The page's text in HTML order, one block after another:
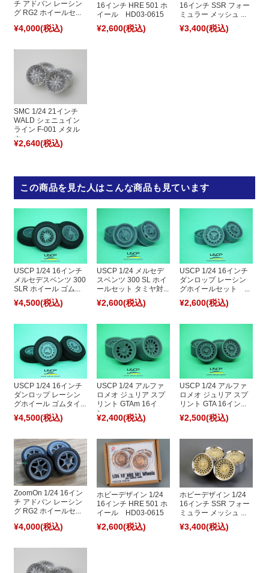
チ アドバン レーシン
グ RG2 ホイールセ...
¥4,000(税込)
16インチ HRE 501 ホ
イール HD03-0615
¥2,600(税込)
16インチ SSR フォー
ミュラー メッシュ ...
¥3,400(税込)
SMC 1/24 21インチ
WALD シェニュイン
ライン F-001 メタル
ホ...
¥2,640(税込)
この商品を見た人はこんな商品も見ています
USCP 1/24 16インチ
メルセデスベンツ 300
SLR ホイール ゴム...
¥4,500(税込)
USCP 1/24 メルセデ
スベンツ 300 SL ホイ
ールセット タミヤ対...
¥2,600(税込)
USCP 1/24 16インチ
ダンロップ レーシン
グホイールセット ...
¥2,600(税込)
USCP 1/24 16インチ
ダンロップ レーシン
グホイール ゴムタイ...
¥4,500(税込)
USCP 1/24 アルファ
ロメオ ジュリア スプ
リント GTAm 16イ
ン...
¥2,400(税込)
USCP 1/24 アルファ
ロメオ ジュリア スプ
リント GTA 16イン...
¥2,500(税込)
ZoomOn 1/24 16イン
チ アドバン レーシン
グ RG2 ホイールセ...
¥4,000(税込)
ホビーデザイン 1/24
16インチ HRE 501 ホ
イール HD03-0615
¥2,600(税込)
ホビーデザイン 1/24
16インチ SSR フォー
ミュラー メッシュ ...
¥3,400(税込)